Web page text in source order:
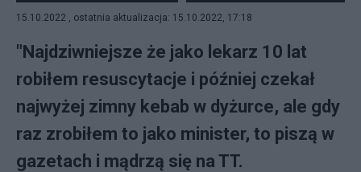
15.10.2022 , ostatnia aktualizacja: 15.10.2022, 17:18
"Najdziwniejsze że jako lekarz 10 lat
robiłem resuscytacje i później czekał
najwyżej zimny kebab w dyżurce, ale gdy
raz zrobiłem to jako minister, to piszą w
gazetach i mądrzą się na TT.